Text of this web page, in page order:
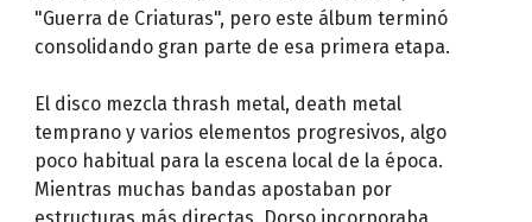
"Guerra de Criaturas", pero este álbum terminó
consolidando gran parte de esa primera etapa.
El disco mezcla thrash metal, death metal
temprano y varios elementos progresivos, algo
poco habitual para la escena local de la época.
Mientras muchas bandas apostaban por